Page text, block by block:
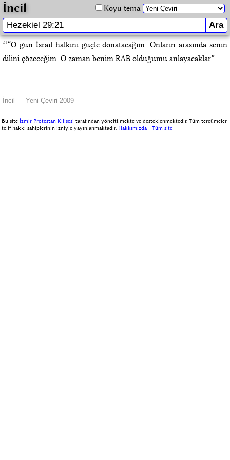
İncil Koyu tema
21“O gün İsrail halkını güçle donatacağım. Onların arasında senin
dilini çözeceğim. O zaman benim RAB olduğumu anlayacaklar.”
İncil — Yeni Çeviri 2009
Bu site İzmir Protestan Kilisesi tarafından yöneltilmekte ve desteklenmektedir. Tüm tercümeler
telif hakkı sahiplerinin izniyle yayınlanmaktadır. Hakkımızda -Tüm site